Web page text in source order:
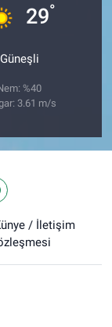
29°
Güneşli
%40
3.61 m/s
/ İletişim